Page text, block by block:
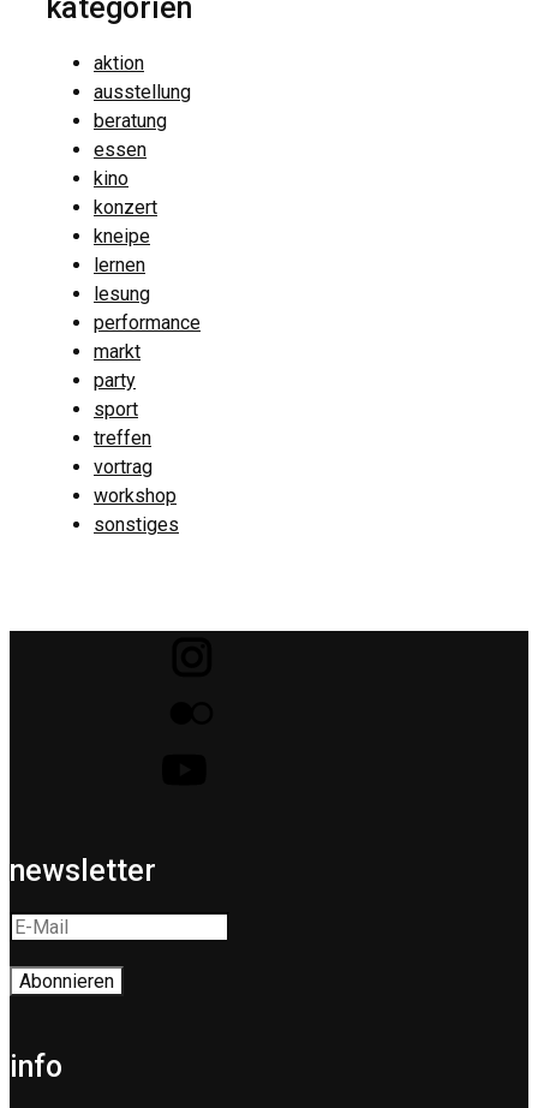
kategorien
aktion
ausstellung
beratung
essen
kino
konzert
kneipe
lernen
lesung
performance
markt
party
sport
treffen
vortrag
workshop
sonstiges
newsletter
info